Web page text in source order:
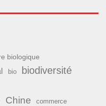
biologique
bio
biodiversité
Chine commerce